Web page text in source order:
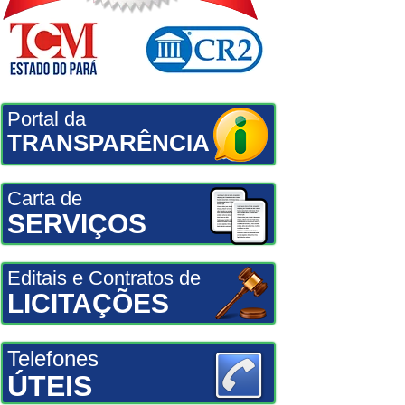
Portal da
TRANSPARÊNCIA
Carta de
SERVIÇOS
Editais e Contratos de
LICITAÇÕES
Telefones
ÚTEIS